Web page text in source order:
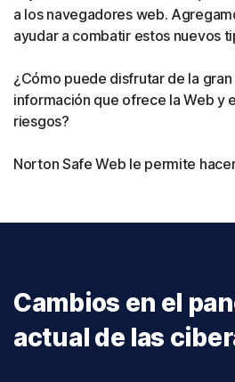
a los navegadores web.
ayudar a combatir estos nuevos
¿Cómo puede disfrutar de la
información que ofrece la Web y
riesgos?
Norton Safe Web le permite
Cambios en el
actual de las